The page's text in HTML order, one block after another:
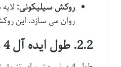
روکش سیلیکونی:
روان می سازد. این
2.2. طول ایده آل 4 میلی متر